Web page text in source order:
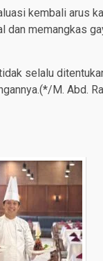
kembali arus
dan memangkas
selalu
M. Abd.